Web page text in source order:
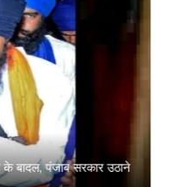
बादल, पंजाब सरकार उठाने